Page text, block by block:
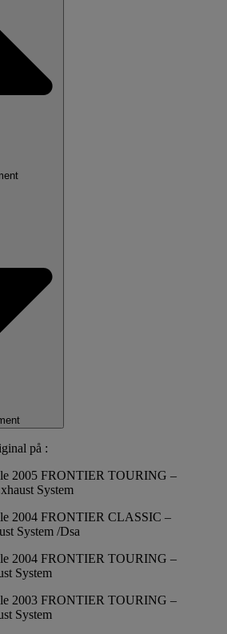
på :
2005 FRONTIER TOURING –
System
2004 FRONTIER CLASSIC –
System /Dsa
2004 FRONTIER TOURING –
System
2003 FRONTIER TOURING –
System